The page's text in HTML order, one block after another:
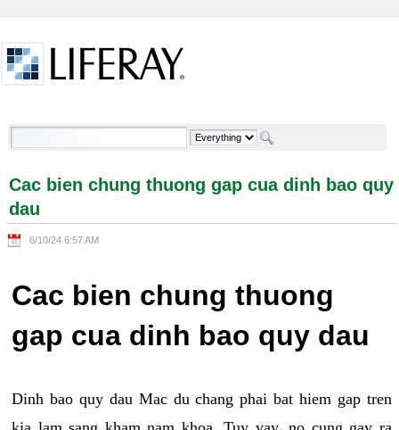
Cac bien chung thuong gap cua dinh bao quy dau -
Cac bien chung thuong gap cua dinh bao quy
dau
6/10/24 6:57 AM
Cac bien chung thuong
gap cua dinh bao quy dau
Dinh bao quy dau Mac du chang phai bat hiem gap tren